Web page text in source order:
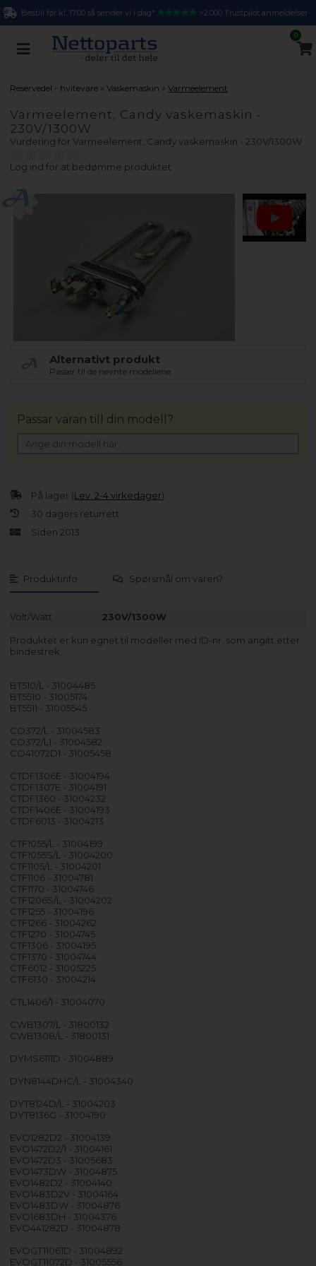
Bestill før kl. 17.00 så sender vi i dag* >2.000 Trustpilot anmeldelser
0
Reservedel - hvitevare »Vaskemaskin »Varmeelement
Varmeelement, Candy vaskemaskin -
230V/1300W
Vurdering forVarmeelement, Candy vaskemaskin - 230V/1300W
Log ind for at bedømme produktet
Alternativt produkt
Passer til de nevnte modellene.
Produktinfo Spørsmål om varen?
Volt/Watt 230V/1300W
Produktet er kun egnet til modeller med ID-nr. som angitt etter
bindestrek.
BT510/L - 31004485
BT5510 - 31005174
BT5511 - 31005545
CO372/L - 31004583
CO372/L1 - 31004582
CO41072D1 - 31005458
CTDF1306E - 31004194
CTDF1307E - 31004191
CTDF1360 - 31004232
CTDF1406E - 31004193
CTDF6013 - 31004213
CTF1055/L - 31004199
CTF1055S/L - 31004200
CTF1105/L - 31004201
CTF1106 - 31004781
CTF1170 - 31004746
CTF1206S/L - 31004202
CTF1255 - 31004196
CTF1266 - 31004262
CTF1270 - 31004745
CTF1306 - 31004195
CTF1370 - 31004744
CTF6012 - 31005225
CTF6130 - 31004214
CTL1406/1 - 31004070
CWB1307/L - 31800132
CWB1308/L - 31800131
DYMS6111D - 31004889
DYN8144DHC/L - 31004340
DYT8124D/L - 31004203
DYT8136G - 31004190
EVO1282D2 - 31004139
EVO1472D2/1 - 31004161
EVO1472D3 - 31005683
EVO1473DW - 31004875
EVO1482D2 - 31004140
EVO1483D2V - 31004164
EVO1483DW - 31004876
EVO1683DH - 31004376
EVO441282D - 31004878
EVOGT11061D - 31004892
EVOGT11072D - 31005556
På lager (Lev. 2-4 virkedager).
30 dagers returrett
Siden 2013
Passar varan till din modell?